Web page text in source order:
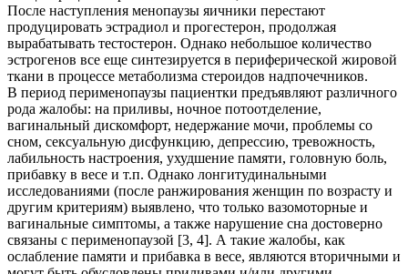
После наступления менопаузы яичники перестают
продуцировать эстрадиол и прогестерон, продолжая
вырабатывать тестостерон. Однако небольшое количество
эстрогенов все еще синтезируется в периферической жировой
ткани в процессе метаболизма стероидов надпочечников.
В период перименопаузы пациентки предъявляют различного
рода жалобы: на приливы, ночное потоотделение,
вагинальный дискомфорт, недержание мочи, проблемы со
сном, сексуальную дисфункцию, депрессию, тревожность,
лабильность настроения, ухудшение памяти, головную боль,
прибавку в весе и т.п. Однако лонгитудинальными
исследованиями (после ранжирования женщин по возрасту и
другим критериям) выявлено, что только вазомоторные и
вагинальные симптомы, а также нарушение сна достоверно
связаны с перименопаузой [3, 4]. А такие жалобы, как
ослабление памяти и прибавка в весе, являются вторичными и